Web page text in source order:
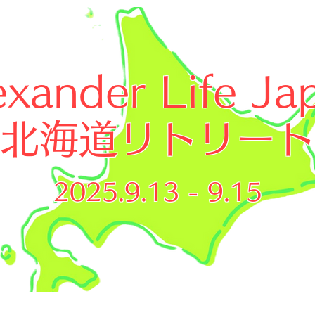
Life
​北海道リトリート
2025.9.13 - 9.15